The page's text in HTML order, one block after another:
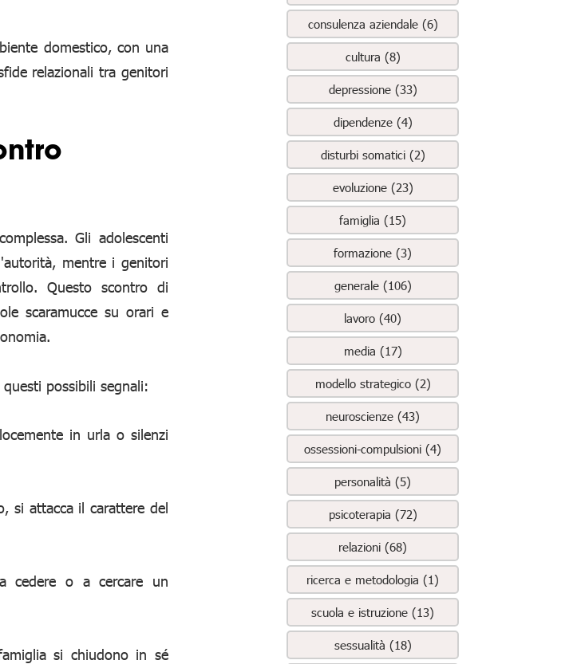
Gli adolescenti
mentre i genitori
Questo scontro di
scaramucce su orari e
possibili segnali:
in urla o silenzi
si attacca il carattere del
cedere o a cercare un
si chiudono in sé
consulenza aziendale (6)
cultura (8)
depressione (33)
dipendenze (4)
disturbi somatici (2)
evoluzione (23)
famiglia (15)
formazione (3)
generale (106)
lavoro (40)
media (17)
modello strategico (2)
neuroscienze (43)
ossessioni-compulsioni (4)
personalità (5)
psicoterapia (72)
relazioni (68)
ricerca e metodologia (1)
scuola e istruzione (13)
sessualità (18)